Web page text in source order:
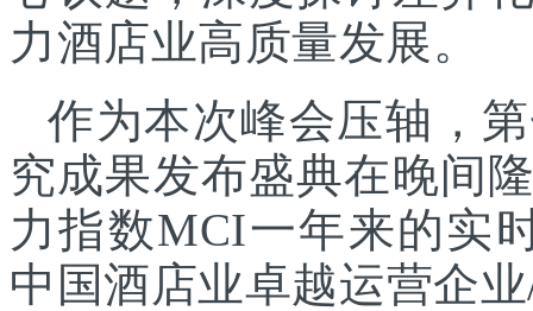
力酒店业高质量发展。
作为本次峰会压轴，
究成果发布盛典在晚间
力指数MCI一年来的实
中国酒店业卓越运营企